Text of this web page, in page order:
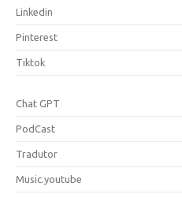
Linkedin
Pinterest
Tiktok
Chat GPT
PodCast
Tradutor
Music.youtube